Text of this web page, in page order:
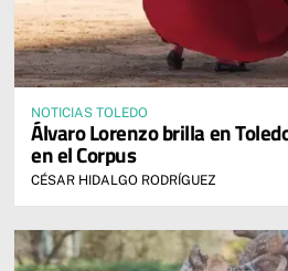
NOTICIAS TOLEDO
Álvaro Lorenzo brilla en
en el Corpus
CÉSAR HIDALGO RODRÍGUEZ